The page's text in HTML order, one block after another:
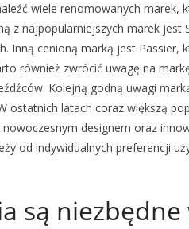
wiele renomowanych marek,
z najpopularniejszych marek
Inną cenioną marką jest
również zwrócić uwagę na
Kolejną godną uwagi
ostatnich latach coraz większą
designem oraz
od indywidualnych preferencji
są